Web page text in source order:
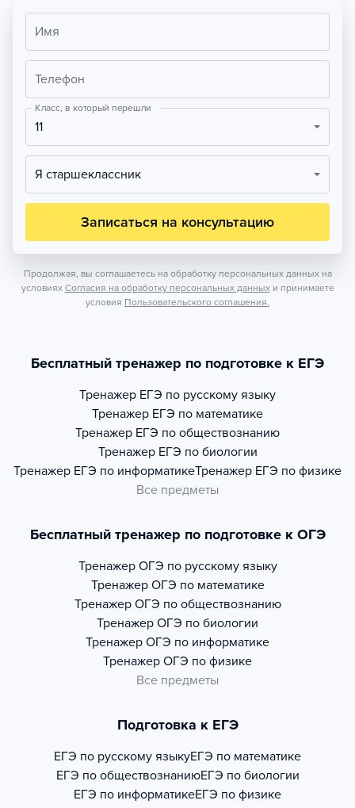
Имя
Телефон
Класс, в который перешли
11
Я старшеклассник
Записаться на консультацию
Продолжая, вы соглашаетесь на обработку персональных данных на
условиях Согласия на обработку персональных данных и принимаете
условия Пользовательского соглашения.
Бесплатный тренажер по подготовке к ЕГЭ
Тренажер ЕГЭ по русскому языку
Тренажер ЕГЭ по математике
Тренажер ЕГЭ по обществознанию
Тренажер ЕГЭ по биологии
Тренажер ЕГЭ по информатикеТренажер ЕГЭ по физике
Все предметы
Бесплатный тренажер по подготовке к ОГЭ
Тренажер ОГЭ по русскому языку
Тренажер ОГЭ по математике
Тренажер ОГЭ по обществознанию
Тренажер ОГЭ по биологии
Тренажер ОГЭ по информатике
Тренажер ОГЭ по физике
Все предметы
Подготовка к ЕГЭ
ЕГЭ по русскому языкуЕГЭ по математике
ЕГЭ по обществознаниюЕГЭ по биологии
ЕГЭ по информатикеЕГЭ по физике